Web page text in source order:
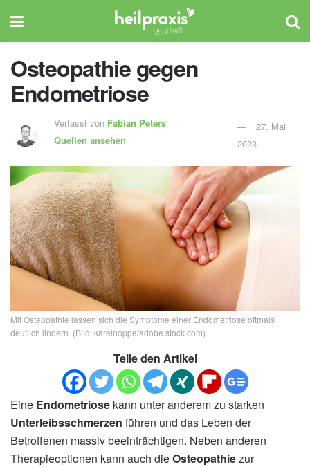
Osteopathie gegen
Endometriose
Verfasst von Fabian Peters
Quellen ansehen
27. Mai
2023
Mit Osteopathie lassen sich die Symptome einer Endometriose oftmals
deutlich lindern. (Bild: karelnoppe/adobe.stock.com)
Teile den Artikel
Eine Endometriose kann unter anderem zu starken
Unterleibsschmerzen führen und das Leben der
Betroffenen massiv beeinträchtigen. Neben anderen
Therapieoptionen kann auch dieOsteopathiezur